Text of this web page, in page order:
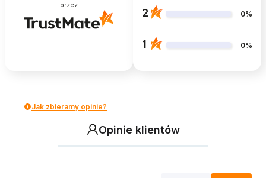
przez
2 0%
1 0%
Jak zbieramy opinie?
Opinie klientów